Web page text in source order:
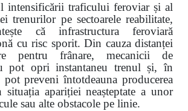
intensificării traficului feroviar și al
trenurilor pe sectoarele reabilitate,
că infrastructura feroviară
cu risc sporit. Din cauza distanței
pentru frânare, mecanicii de
pot opri instantaneu trenul și, în
pot preveni întotdeauna producerea
situația apariției neașteptate a unor
sau alte obstacole pe linie.